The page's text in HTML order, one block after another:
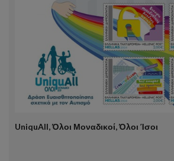
UniquAll, Όλοι Μοναδικοί, Όλοι Ίσοι